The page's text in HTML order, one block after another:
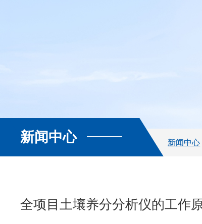
新闻中心 新闻中心
全项目土壤养分分析仪的工作